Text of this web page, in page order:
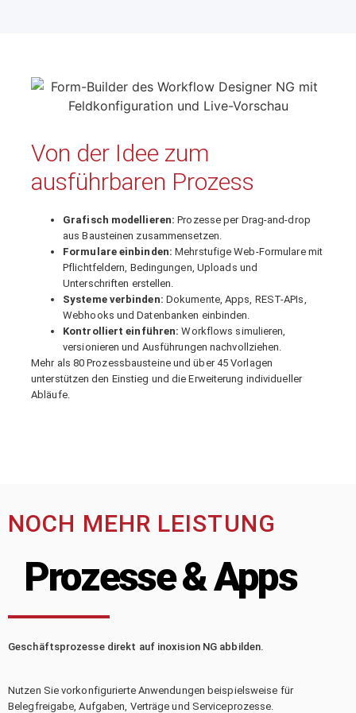
Von der Idee zum
ausführbaren Prozess
Grafisch modellieren: Prozesse per Drag-and-drop
aus Bausteinen zusammensetzen.
Formulare einbinden: Mehrstufige Web-Formulare mit
Pflichtfeldern, Bedingungen, Uploads und
Unterschriften erstellen.
Systeme verbinden: Dokumente, Apps, REST-APIs,
Webhooks und Datenbanken einbinden.
Kontrolliert einführen: Workflows simulieren,
versionieren und Ausführungen nachvollziehen.
Mehr als 80 Prozessbausteine und über 45 Vorlagen
unterstützen den Einstieg und die Erweiterung individueller
Abläufe.
NOCH MEHR LEISTUNG
Prozesse & Apps
Geschäftsprozesse direkt auf inoxision NG abbilden.
Nutzen Sie vorkonfigurierte Anwendungen beispielsweise für
Belegfreigabe, Aufgaben, Verträge und Serviceprozesse.